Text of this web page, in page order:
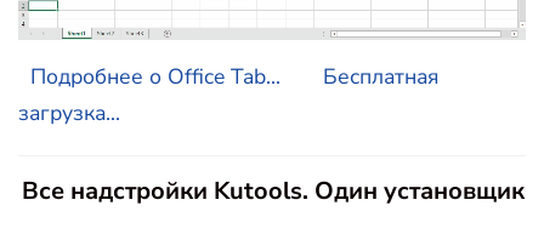
Подробнее о Office Tab...
Бесплатная
загрузка...
Все надстройки Kutools. Один установщик